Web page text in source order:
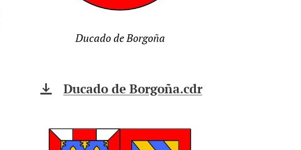
Ducado de Borgoña
Ducado de Borgoña.cdr